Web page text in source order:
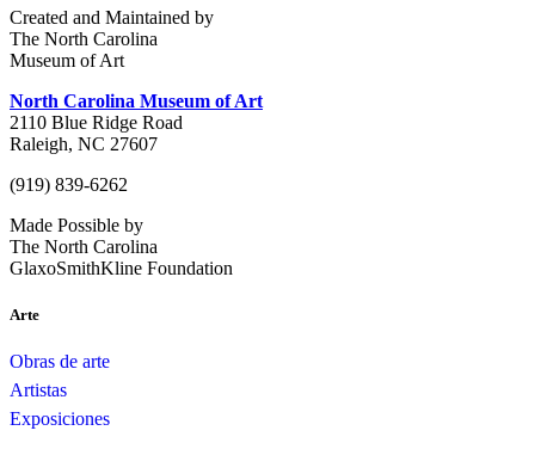
Created and Maintained by
The North Carolina
Museum of Art
North Carolina Museum of Art
2110 Blue Ridge Road
Raleigh, NC 27607
(919) 839-6262
Made Possible by
The North Carolina
GlaxoSmithKline Foundation
Arte
Obras de arte
Artistas
Exposiciones